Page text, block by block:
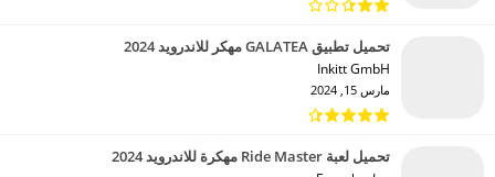
تحميل تطبيق GALATEA مهكر للاندرويد 2024
Inkitt GmbH‏
مارس 15, 2024
تحميل لعبة Ride Master مهكرة للاندرويد 2024